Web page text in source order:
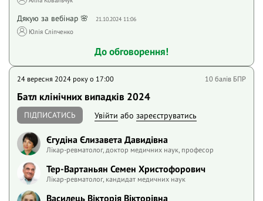
Дякую за вебінар 🌸 21.10.2024 11:06
Юлія Сліпченко
До обговорення!
24 вересня 2024 року o 17:00 10 балів БПР
Батл клінічних випадків 2024
ПІДПИСАТИСЬ Увійти або зареєструватись
Єгудіна Єлизавета Давидівна
Лікар-ревматолог, доктор медичних наук, професор
Тер-Вартаньян Семен Христофорович
Лікар-ревматолог, кандидат медичних наук
Василець Вікторія Вікторівна